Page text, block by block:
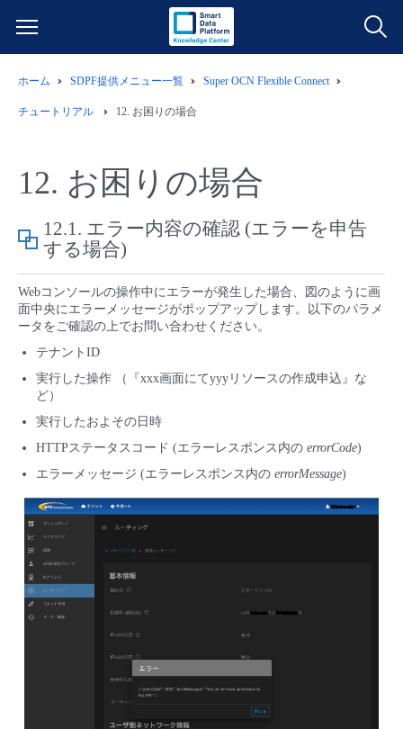
サービス一覧
クラウド/サーバー
ネットワーク
IoT
モニタリング/監査
管理機能
すべてのメニューを見る
データ利活用
クラウド/サーバー
ネットワーク
IoT
サポート
管理機能
すべてのメニューを見る
料金情報
料金シミュレーター
データ利活用
クラウド/サーバー
IoT
モニタリング/監査
サポート
すべてのメニューを見る
ご利用開始ガイド
■ 管理機能
- 管理機能
- 初期設定・確認
- ユーザー機能の管理
- 登録情報の管理
- APIリファレンス
ユースケース
- バックアップ
- セキュリティ・監査
- データと分析
- IoT
- マルチクラウド利用
- リモートワーク
故障/メンテナンス情報
故障/メンテナンス履歴
メンテナンス予定
定期メンテナンス
パートナー
協業パートナー
脱炭素化
ホーム SDPF提供メニュー一覧 Super OCN Flexible Connect
チュートリアル 12. お困りの場合
12. お困りの場合
12.1. エラー内容の確認 (エラーを申告
する場合)
Webコンソールの操作中にエラーが発生した場合、図のように画
面中央にエラーメッセージがポップアップします。以下のパラメ
ータをご確認の上でお問い合わせください。
テナントID
実行した操作 （『xxx画面にてyyyリソースの作成申込』な
ど）
実行したおよその日時
HTTPステータスコード (エラーレスポンス内の errorCode)
エラーメッセージ (エラーレスポンス内の errorMessage)